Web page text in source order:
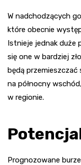
W nadchodzących
które obecnie
Istnieje jednak duże
się one w bardziej
będą przemieszczać
na północny
w regionie.
Prognozowane